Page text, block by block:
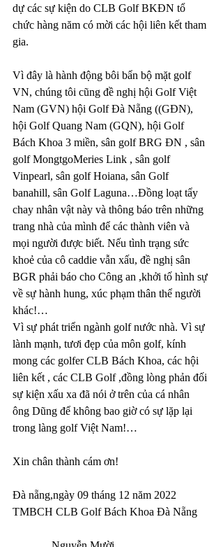
dự các sự kiện do CLB Golf BKĐN tổ
chức hàng năm có mời các hội liên kết tham
gia.
Vì đây là hành động bôi bẩn bộ mặt golf
VN, chúng tôi cũng đề nghị hội Golf Việt
Nam (GVN) hội Golf Đà Nẵng ((GĐN),
hội Golf Quang Nam (GQN), hội Golf
Bách Khoa 3 miền, sân golf BRG ĐN , sân
golf MongtgoMeries Link , sân golf
Vinpearl, sân golf Hoiana, sân Golf
banahill, sân Golf Laguna…Đồng loạt tẩy
chay nhân vật này và thông báo trên những
trang nhà của mình để các thành viên và
mọi người được biết. Nếu tình trạng sức
khoẻ của cô caddie vẫn xấu, đề nghị sân
BGR phải báo cho Công an ,khởi tố hình sự
về sự hành hung, xúc phạm thân thể người
khác!…
Vì sự phát triển ngành golf nước nhà. Vì sự
lành mạnh, tươi đẹp của môn golf, kính
mong các golfer CLB Bách Khoa, các hội
liên kết , các CLB Golf ,đồng lòng phản đối
sự kiện xấu xa đã nói ở trên của cá nhân
ông Dũng để không bao giờ có sự lặp lại
trong làng golf Việt Nam!…
Xin chân thành cám ơn!
Đà nẵng,ngày 09 tháng 12 năm 2022
TMBCH CLB Golf Bách Khoa Đà Nẵng